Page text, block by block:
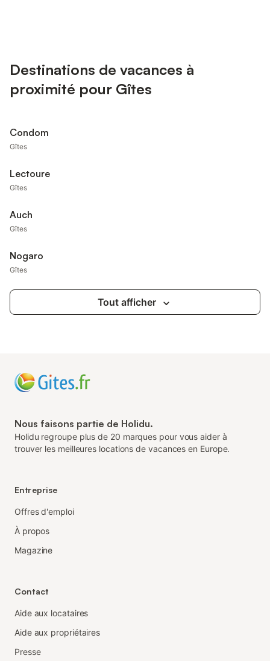
Destinations de vacances à
proximité pour Gîtes
Condom
Gîtes
Lectoure
Gîtes
Auch
Gîtes
Nogaro
Gîtes
Tout afficher
Nous faisons partie de Holidu.
Holidu regroupe plus de 20 marques pour vous aider à
trouver les meilleures locations de vacances en Europe.
Entreprise
Offres d'emploi
À propos
Magazine
Contact
Aide aux locataires
Aide aux propriétaires
Presse